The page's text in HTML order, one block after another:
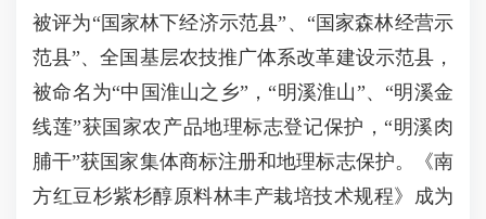
被评为“国家林下经济示范县”、“国家森林经营示
范县”、全国基层农技推广体系改革建设示范县，
被命名为“中国淮山之乡”，“明溪淮山”、“明溪金
线莲”获国家农产品地理标志登记保护，“明溪肉
脯干”获国家集体商标注册和地理标志保护。《南
方红豆杉紫杉醇原料林丰产栽培技术规程》成为